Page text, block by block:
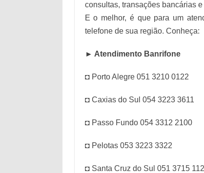
consultas, transações bancárias
E o melhor, é que para um
telefone de sua região. Conheça:
► Atendimento Banrifone
◘ Porto Alegre 051 3210 0122
◘ Caxias do Sul 054 3223 3611
◘ Passo Fundo 054 3312 2100
◘ Pelotas 053 3223 3322
◘ Santa Cruz do Sul 051 3715